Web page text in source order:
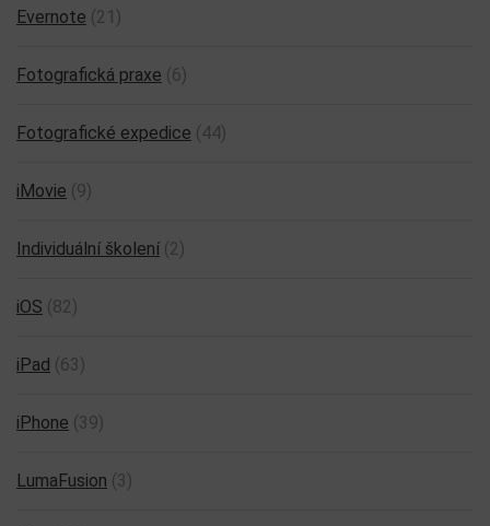
Evernote (21)
Fotografická praxe (6)
Fotografické expedice (44)
iMovie (9)
Individuální školení (2)
iOS (82)
iPad (63)
iPhone (39)
LumaFusion (3)